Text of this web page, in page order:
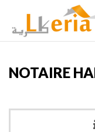
NOTAIRE